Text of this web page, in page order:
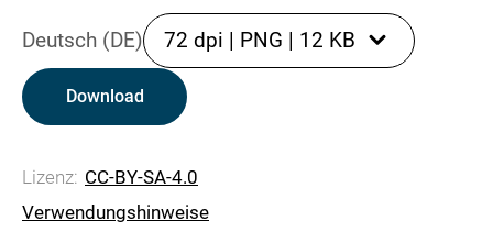
Deutsch (DE) 72 dpi | PNG | 12 KB
Download
Lizenz: CC-BY-SA-4.0
Verwendungshinweise